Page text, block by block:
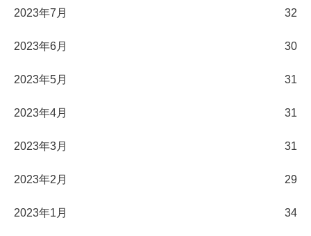
2023年7月 32
2023年6月 30
2023年5月 31
2023年4月 31
2023年3月 31
2023年2月 29
2023年1月 34